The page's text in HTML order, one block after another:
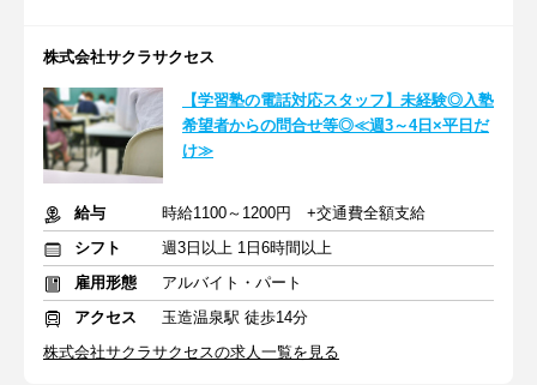
株式会社サクラサクセス
【学習塾の電話対応スタッフ】未経験◎入塾
希望者からの問合せ等◎≪週3～4日×平日だ
け≫
給与
時給1100～1200円 +交通費全額支給
シフト
週3日以上 1日6時間以上
雇用形態
アルバイト・パート
アクセス
玉造温泉駅 徒歩14分
株式会社サクラサクセスの求人一覧を見る